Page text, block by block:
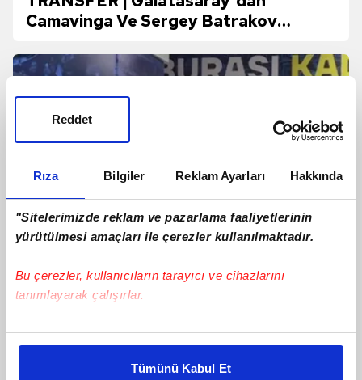
Rıza Bilgiler Reklam Ayarları Hakkında
"Sitelerimizde reklam ve pazarlama faaliyetlerinin
yürütülmesi amaçları ile çerezler kullanılmaktadır.
Bu çerezler, kullanıcıların tarayıcı ve cihazlarını
tanımlayarak çalışırlar.
Bu çerezlere izin vermeniz halinde sizlere özel
daha iyi reklam deneyimi yaşatabiliriz. Bunu yaparken
Tümünü Kabul Et
Reddet
Camavinga Ve Sergey Batrakov
Jayden Oosterwolde'den sakatlığı için